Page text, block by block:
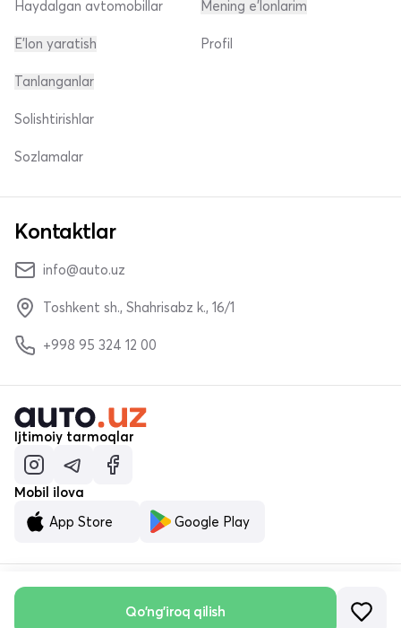
Qo'ng'iroq qilish
Haydalgan avtomobillar
E'lon yaratish
Mening e'lonlarim
Profil
Tanlanganlar
Solishtirishlar
Sozlamalar
Kontaktlar
info@auto.uz
Toshkent sh., Shahrisabz k., 16/1
+998 95 324 12 00
Ijtimoiy tarmoqlar
Mobil ilova
App Store
Google Play
© «MALUMOTNOMA» MChJ 2023–2026